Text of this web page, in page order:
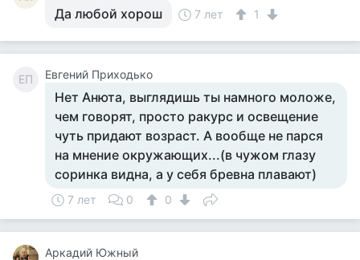
Да любой хорош 7 лет 1
ЕП Евгений Приходько
Нет Анюта, выглядишь ты намного моложе,
чем говорят, просто ракурс и освещение
чуть придают возраст. А вообще не парся
на мнение окружающих...(в чужом глазу
соринка видна, а у себя бревна плавают)
7 лет 0 0
Аркадий Южный